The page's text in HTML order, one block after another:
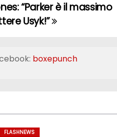
“Parker è il massimo
Usyk!”
boxepunch
FLASHNEWS